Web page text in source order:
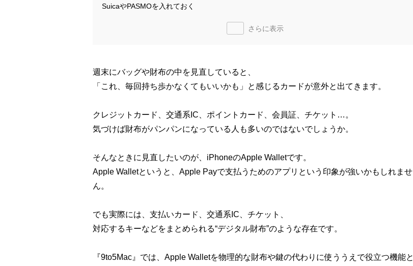
SuicaやPASMOを入れておく
さらに表示
週末にバッグや財布の中を見直していると、
「これ、毎回持ち歩かなくてもいいかも」と感じるカードが意外と出てきます。
クレジットカード、交通系IC、ポイントカード、会員証、チケット…。
気づけば財布がパンパンになっている人も多いのではないでしょうか。
そんなときに見直したいのが、iPhoneのApple Walletです。
Apple Walletというと、Apple Payで支払うためのアプリという印象が強いかもしれませ
ん。
でも実際には、支払いカード、交通系IC、チケット、
対応するキーなどをまとめられる“デジタル財布”のような存在です。
『9to5Mac』では、Apple Walletを物理的な財布や鍵の代わりに使ううえで役立つ機能と